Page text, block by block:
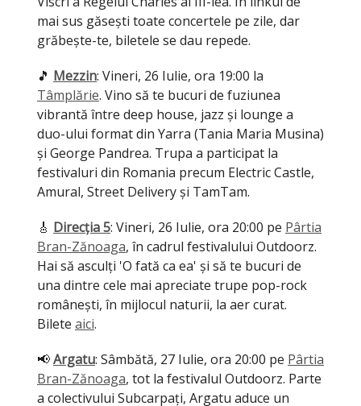
mai sus găsești toate concertele pe zile, dar
grăbește-te, biletele se dau repede.
🎵 Mezzin: Vineri, 26 Iulie, ora 19:00 la
Tâmplărie. Vino să te bucuri de fuziunea
vibrantă între deep house, jazz și lounge a
duo-ului format din Yarra (Tania Maria Musina)
și George Pandrea. Trupa a participat la
festivaluri din Romania precum Electric Castle,
Amural, Street Delivery și TamTam.
🎸 Direcția 5: Vineri, 26 Iulie, ora 20:00 pe Pârtia
Bran-Zănoaga, în cadrul festivalului Outdoorz.
Hai să asculți 'O fată ca ea' și să te bucuri de
una dintre cele mai apreciate trupe pop-rock
românești, în mijlocul naturii, la aer curat.
Bilete aici.
📢Argatu: Sâmbătă, 27 Iulie, ora 20:00 pe Pârtia
Bran-Zănoaga, tot la festivalul Outdoorz. Parte
a colectivului Subcarpați, Argatu aduce un